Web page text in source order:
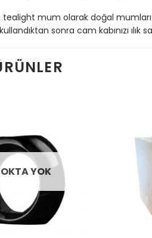
tealight mum olarak doğal
sonra cam kabınızı
YOK